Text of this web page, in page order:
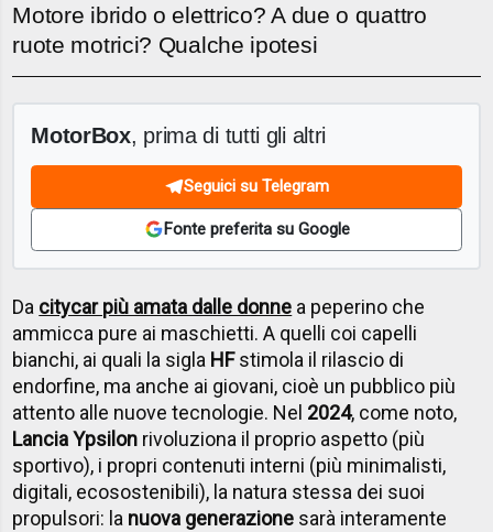
Motore ibrido o elettrico? A due o quattro
ruote motrici? Qualche ipotesi
MotorBox, prima di tutti gli altri
Seguici su Telegram
Fonte preferita su Google
Da citycar più amata dalle donne a peperino che
ammicca pure ai maschietti. A quelli coi capelli
bianchi, ai quali la sigla HFstimola il rilascio di
endorfine, ma anche ai giovani, cioè un pubblico più
attento alle nuove tecnologie. Nel 2024, come noto,
Lancia Ypsilon rivoluziona il proprio aspetto (più
sportivo), i propri contenuti interni (più minimalisti,
digitali, ecosostenibili), la natura stessa dei suoi
propulsori: la nuova generazione sarà interamente